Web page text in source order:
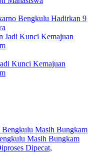
Bengkulu Hadirkan 9
Kunci Kemajuan
Masih Bungkam